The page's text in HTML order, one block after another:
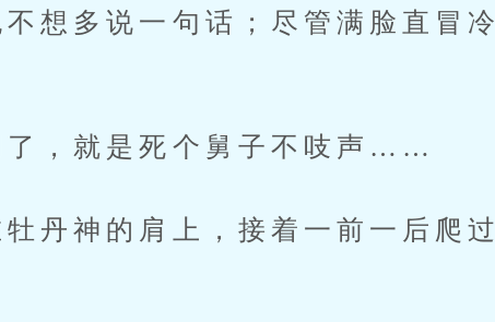
想多说一句话；尽管满脸直冒冷
，就是死个舅子不吱声……
丹神的肩上，接着一前一后爬过